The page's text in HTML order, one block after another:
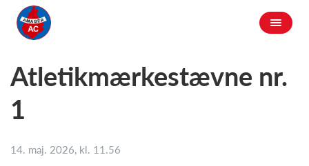
Atletikmærkestævne nr.
1
14. maj. 2026, kl. 11.56